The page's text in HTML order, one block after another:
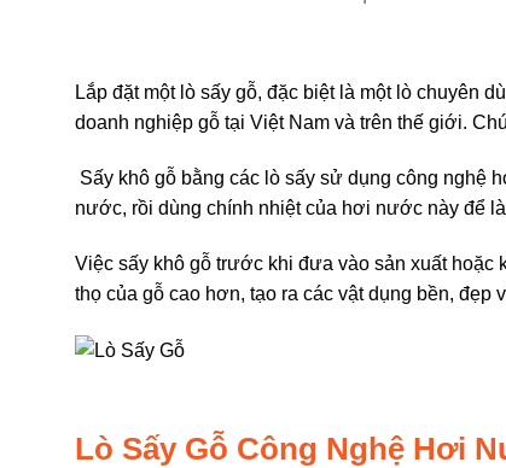
Lắp đặt một lò sấy gỗ, đặc biệt là một lò chuyên
doanh nghiệp gỗ tại Việt Nam và trên thế giới.
Sấy khô gỗ bằng các lò sấy sử dụng công nghệ
nước, rồi dùng chính nhiệt của hơi nước này để
Việc sấy khô gỗ trước khi đưa vào sản xuất hoặc
thọ của gỗ cao hơn, tạo ra các vật dụng bền,
Lò Sấy Gỗ Công Nghệ Hơi